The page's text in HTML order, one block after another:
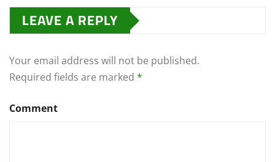
LEAVE A REPLY
Your email address will not be published.
Required fields are marked *
Comment